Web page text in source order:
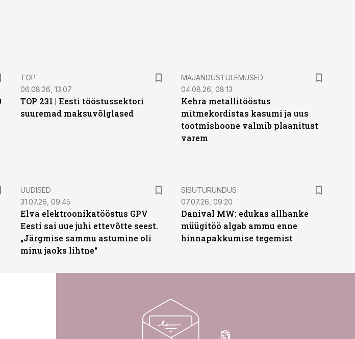
TOP
06.08.26, 13:07
TOP 231 | Eesti tööstussektori
suuremad maksuvõlglased
MAJANDUSTULEMUSED
04.08.26, 08:13
Kehra metallitööstus
mitmekordistas kasumi ja uus
tootmishoone valmib plaanitust
varem
UUDISED
31.07.26, 09:45
Elva elektroonikatööstus GPV
Eesti sai uue juhi ettevõtte seest.
„Järgmise sammu astumine oli
minu jaoks lihtne“
ST
SISUTURUNDUS
07.07.26, 09:20
Danival MW: edukas allhanke
müügitöö algab ammu enne
hinnapakkumise tegemist